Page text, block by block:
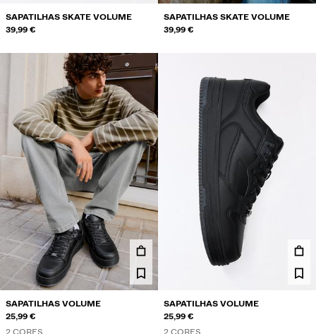
SAPATILHAS SKATE VOLUME
39,99 €
SAPATILHAS SKATE VOLUME
39,99 €
SAPATILHAS VOLUME
25,99 €
SAPATILHAS VOLUME
25,99 €